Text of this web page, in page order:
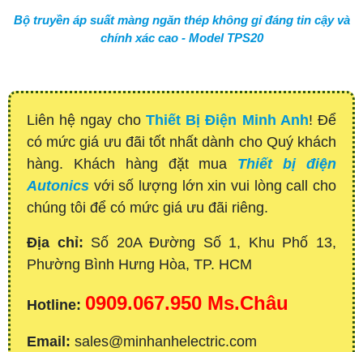
Bộ truyền áp suất màng ngăn thép không gỉ đáng tin cậy và
chính xác cao - Model TPS20
Liên hệ ngay cho Thiết Bị Điện Minh Anh! Để
có mức giá ưu đãi tốt nhất dành cho Quý khách
hàng. Khách hàng đặt mua Thiết bị điện
Autonics với số lượng lớn xin vui lòng call cho
chúng tôi để có mức giá ưu đãi riêng.
Địa chỉ: Số 20A Đường Số 1, Khu Phố 13,
Phường Bình Hưng Hòa, TP. HCM
Hotline: 0909.067.950 Ms.Châu
Email: sales@minhanhelectric.com